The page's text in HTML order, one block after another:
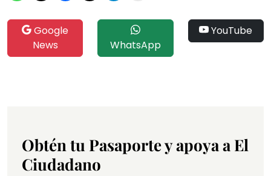
Google
News
WhatsApp
YouTube
Obtén tu Pasaporte y apoya a El
Ciudadano